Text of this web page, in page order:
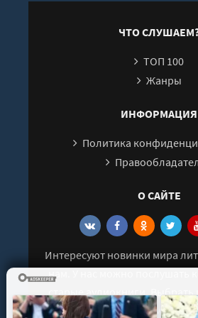
ЧТО
ТОП 100
Жанры
ИНФОРМАЦИЯ
Политика
О САЙТЕ
Интересуют новинки мира
нам. У нас можно послушать
старые аудиокниги. Выбрать
друзьями лучшими